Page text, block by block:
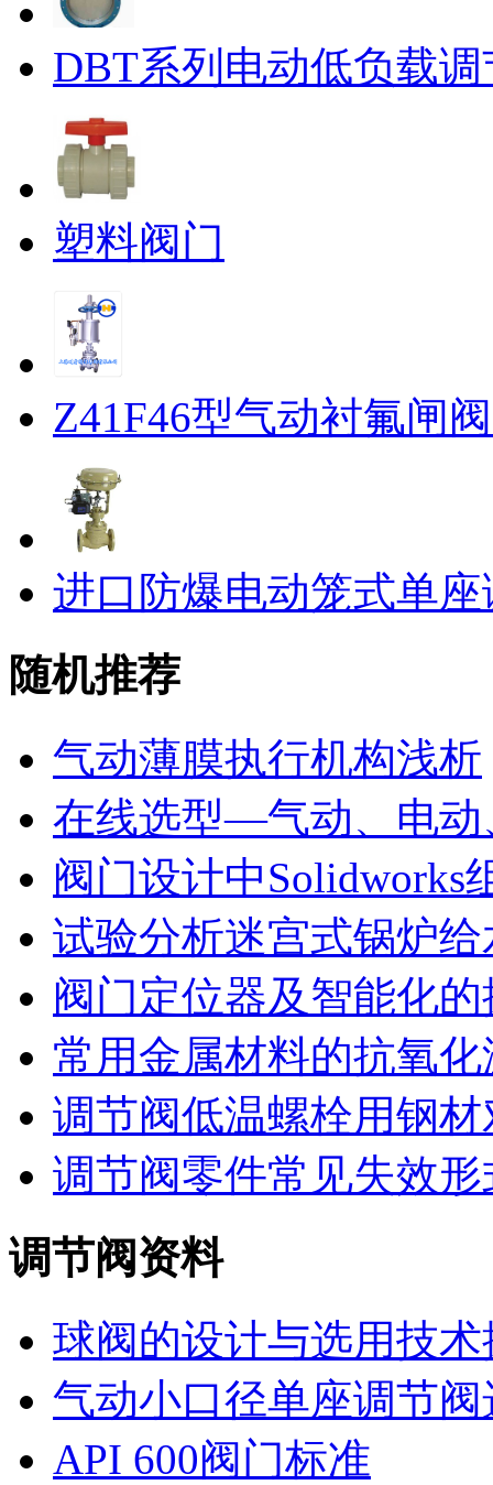
DBT系列电动低负载
塑料阀门
Z41F46型气动衬氟闸
进口防爆电动笼式单
随机推荐
气动薄膜执行机构浅析
在线选型—气动、电动
阀门设计中Solidworks
试验分析迷宫式锅炉
阀门定位器及智能化的
常用金属材料的抗氧
调节阀低温螺栓用钢
调节阀零件常见失效
调节阀资料
球阀的设计与选用技术
气动小口径单座调节
API 600阀门标准